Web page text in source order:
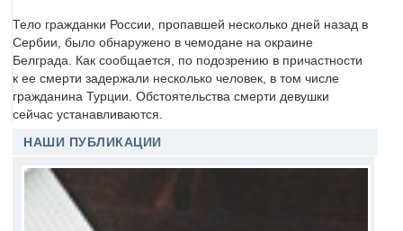
Тело гражданки России, пропавшей несколько дней назад в
Сербии, было обнаружено в чемодане на окраине
Белграда. Как сообщается, по подозрению в причастности
к ее смерти задержали несколько человек, в том числе
гражданина Турции. Обстоятельства смерти девушки
сейчас устанавливаются.
НАШИ ПУБЛИКАЦИИ